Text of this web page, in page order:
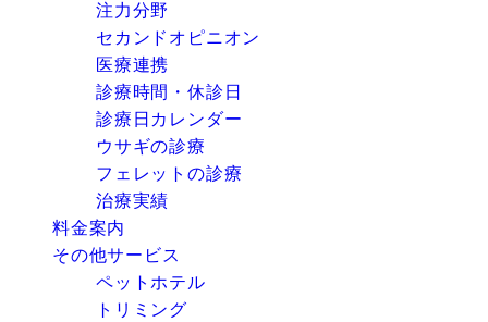
注力分野
セカンドオピニオン
医療連携
診療時間・休診日
診療日カレンダー
ウサギの診療
フェレットの診療
治療実績
料金案内
その他サービス
ペットホテル
トリミング